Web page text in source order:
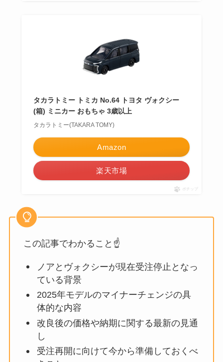
タカラトミー トミカ No.64 トヨタ ヴォクシー
(箱) ミニカー おもちゃ 3歳以上
タカラトミー(TAKARA TOMY)
Amazon
楽天市場
ポチップ
この記事でわかること☝️
ノアとヴォクシーが現在受注停止となっ
ている背景
2025年モデルのマイナーチェンジの具
体的な内容
改良後の価格や納期に関する最新の見通
し
受注再開に向けて今から準備しておくべ